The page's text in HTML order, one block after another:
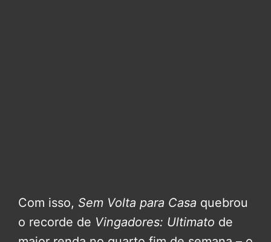
Com isso, Sem Volta para Casa quebrou
o recorde de Vingadores: Ultimato de